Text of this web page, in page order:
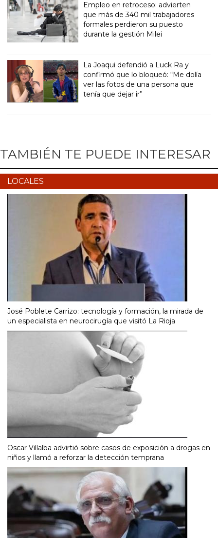
Empleo en retroceso: advierten
que más de 340 mil trabajadores
formales perdieron su puesto
durante la gestión Milei
La Joaqui defendió a Luck Ra y
confirmó que lo bloqueó: “Me dolía
ver las fotos de una persona que
tenía que dejar ir”
TAMBIÉN TE PUEDE INTERESAR
LOCALES
José Poblete Carrizo: tecnología y formación, la mirada de
un especialista en neurocirugía que visitó La Rioja
Oscar Villalba advirtió sobre casos de exposición a drogas en
niños y llamó a reforzar la detección temprana